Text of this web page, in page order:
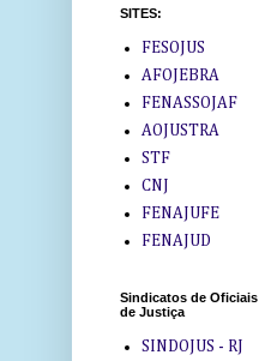
SITES:
FESOJUS
AFOJEBRA
FENASSOJAF
AOJUSTRA
STF
CNJ
FENAJUFE
FENAJUD
Sindicatos de Oficiais
de Justiça
SINDOJUS - RJ